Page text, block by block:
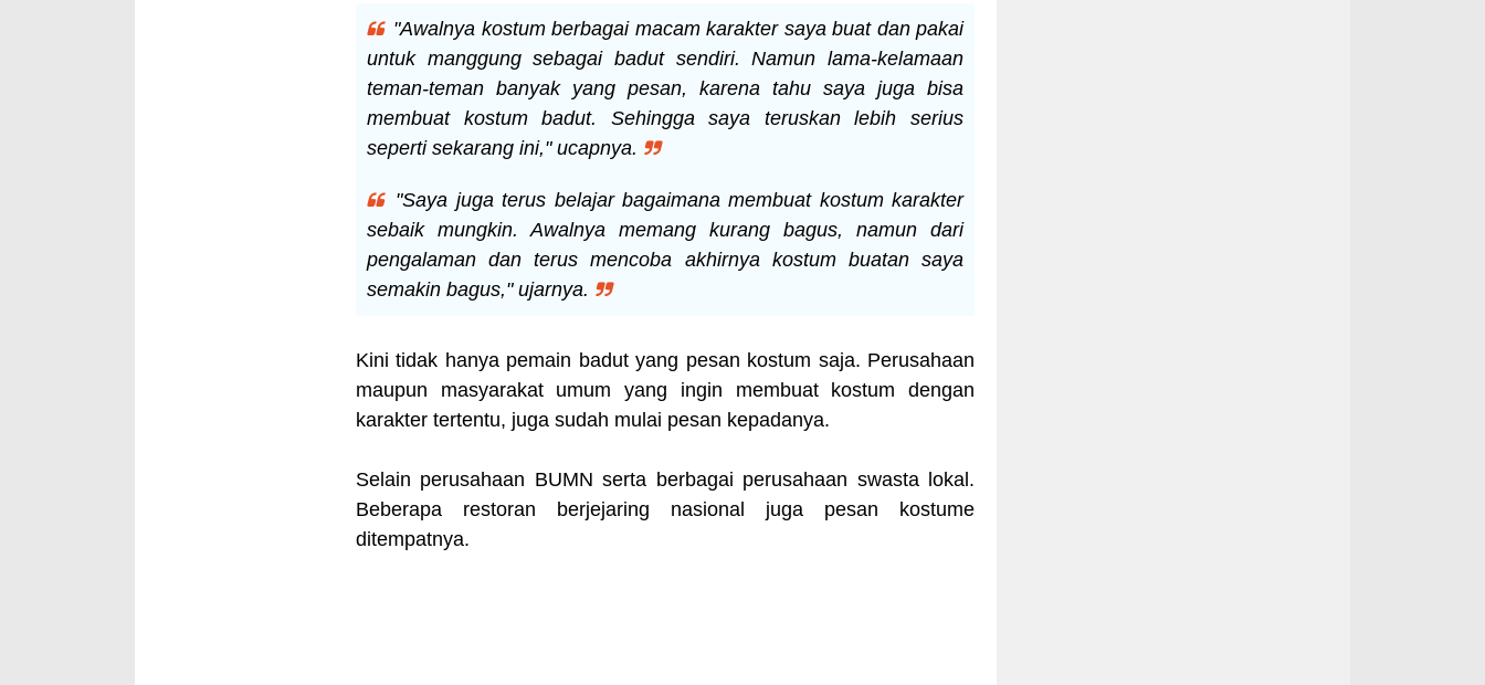
"Awalnya kostum berbagai macam karakter saya buat dan pakai
untuk manggung sebagai badut sendiri. Namun lama-kelamaan
teman-teman banyak yang pesan, karena tahu saya juga bisa
membuat kostum badut. Sehingga saya teruskan lebih serius
seperti sekarang ini," ucapnya.
"Saya juga terus belajar bagaimana membuat kostum karakter
sebaik mungkin. Awalnya memang kurang bagus, namun dari
pengalaman dan terus mencoba akhirnya kostum buatan saya
semakin bagus," ujarnya.
Kini tidak hanya pemain badut yang pesan kostum saja. Perusahaan
maupun masyarakat umum yang ingin membuat kostum dengan
karakter tertentu, juga sudah mulai pesan kepadanya.
Selain perusahaan BUMN serta berbagai perusahaan swasta lokal.
Beberapa restoran berjejaring nasional juga pesan kostume
ditempatnya.